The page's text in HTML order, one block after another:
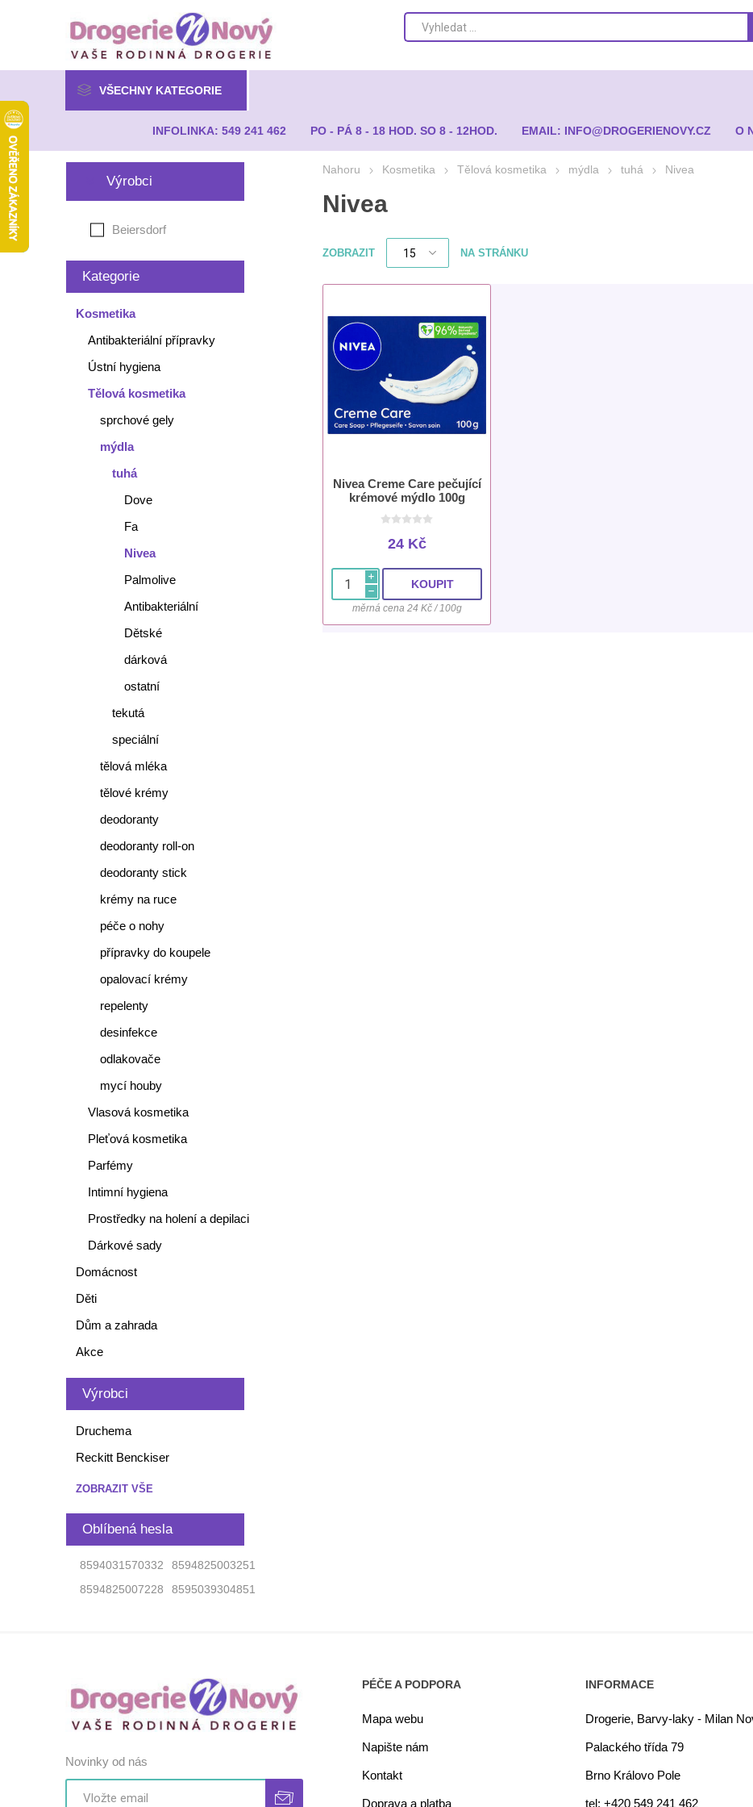
VŠECHNY KATEGORIE
INFOLINKA: 549 241 462 PO - PÁ 8 - 18 HOD. SO 8 - 12HOD. EMAIL: INFO@DROGERIENOVY.CZ O
Nahoru Kosmetika Tělová kosmetika mýdla tuhá Nivea
Nivea
ZOBRAZIT NA STRÁNKU
Nivea Creme Care pečující
krémové mýdlo 100g
24 Kč
i
h
měrná cena 24 Kč / 100g
Výrobci
Beiersdorf
Kategorie
Kosmetika
Antibakteriální přípravky
Ústní hygiena
Tělová kosmetika
sprchové gely
mýdla
tuhá
Dove
Fa
Nivea
Palmolive
Antibakteriální
Dětské
dárková
ostatní
tekutá
speciální
tělová mléka
tělové krémy
deodoranty
deodoranty roll-on
deodoranty stick
krémy na ruce
péče o nohy
přípravky do koupele
opalovací krémy
repelenty
desinfekce
odlakovače
mycí houby
Vlasová kosmetika
Pleťová kosmetika
Parfémy
Intimní hygiena
Prostředky na holení a depilaci
Dárkové sady
Domácnost
Děti
Dům a zahrada
Akce
Výrobci
Druchema
Reckitt Benckiser
ZOBRAZIT VŠE
Oblíbená hesla
8594031570332
8594825003251
8594825007228
8595039304851
Novinky od nás
PÉČE A PODPORA
Mapa webu
Napište nám
Kontakt
Doprava a platba
INFORMACE
Drogerie, Barvy-laky - Milan
Palackého třída 79
Brno Královo Pole
tel: +420 549 241 462